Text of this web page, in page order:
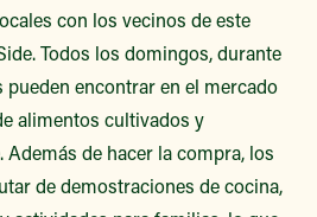
con los vecinos de este
Todos los domingos, durante
encontrar en el mercado
alimentos cultivados y
de hacer la compra, los
de demostraciones de cocina,